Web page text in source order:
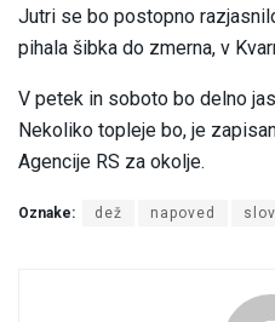
Jutri se bo postopno
pihala šibka do zmerna, v
V petek in soboto bo delno
Nekoliko topleje bo, je
Agencije RS za okolje.
Oznake: dež napoved